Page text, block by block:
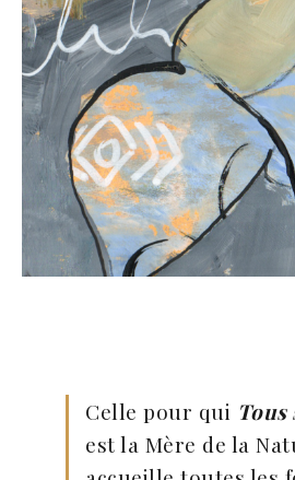
Celle pour qui
est la Mère de la